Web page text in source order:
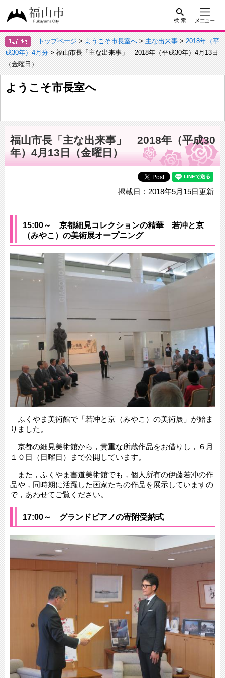
トップページ>ようこそ市長室へ>主な出来事>2018年（平
成30年）4月分> 福山市長「主な出来事」 2018年（平成30年）4月13日
（金曜日）
ようこそ市長室へ
福山市長「主な出来事」 2018年（平成30
年）4月13日（金曜日）
掲載日：2018年5月15日更新
15:00～ 京都細見コレクションの精華 若冲と京
（みやこ）の美術展オープニング
ふくやま美術館で「若冲と京（みやこ）の美術展」が始ま
りました。
京都の細見美術館から，貴重な所蔵作品をお借りし，６月
１０日（日曜日）まで公開しています。
また，ふくやま書道美術館でも，個人所有の伊藤若冲の作
品や，同時期に活躍した画家たちの作品を展示していますの
で，あわせてご覧ください。
17:00～ グランドピアノの寄附受納式